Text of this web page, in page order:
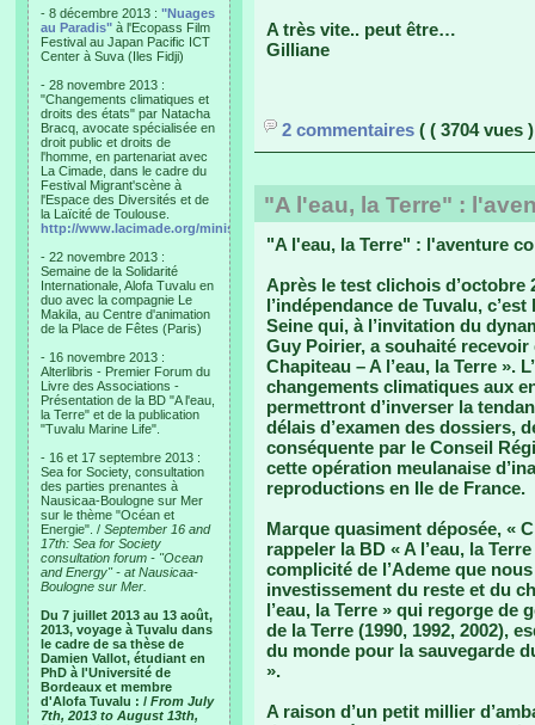
- 8 décembre 2013 : "Nuages
au Paradis" à l'Ecopass Film
Festival au Japan Pacific ICT
Center à Suva (Iles Fidji)
- 28 novembre 2013 :
"Changements climatiques et
droits des états" par Natacha
Bracq, avocate spécialisée en
droit public et droits de
l'homme, en partenariat avec
La Cimade, dans le cadre du
Festival Migrant'scène à
l'Espace des Diversités et de
la Laïcité de Toulouse.
http://www.lacimade.org/minisites/migrantscene
- 22 novembre 2013 :
Semaine de la Solidarité
Internationale, Alofa Tuvalu en
duo avec la compagnie Le
Makila, au Centre d'animation
de la Place de Fêtes (Paris)
- 16 novembre 2013 :
Alterlibris - Premier Forum du
Livre des Associations -
Présentation de la BD "A l'eau,
la Terre" et de la publication
"Tuvalu Marine Life".
- 16 et 17 septembre 2013 :
Sea for Society, consultation
des parties prenantes à
Nausicaa-Boulogne sur Mer
sur le thème "Océan et
Energie". / September 16 and
17th: Sea for Society
consultation forum - "Ocean
and Energy" - at Nausicaa-
Boulogne sur Mer.
Du 7 juillet 2013 au 13 août,
2013, voyage à Tuvalu dans
le cadre de sa thèse de
Damien Vallot, étudiant en
PhD à l'Université de
Bordeaux et membre
d'Alofa Tuvalu : / From July
7th, 2013 to August 13th,
A très vite.. peut être…
Gilliane
2 commentaires ( ( 3704 vues
"A l'eau, la Terre" :
"A l'eau, la Terre" : l'aventure
Après le test clichois d’octobre
l’indépendance de Tuvalu,
Seine qui, à l’invitation du
Guy Poirier, a souhaité recevoir
Chapiteau – A l’eau, la Terre ».
changements climatiques aux
permettront d’inverser la
délais d’examen des dossiers,
conséquente par le Conseil
cette opération meulanaise
reproductions en Ile de France.
Marque quasiment déposée, «
rappeler la BD « A l’eau, la
complicité de l’Ademe que
investissement du reste et du
l’eau, la Terre » qui regorge
de la Terre (1990, 1992, 2002),
du monde pour la sauvegarde
».
A raison d’un petit millier